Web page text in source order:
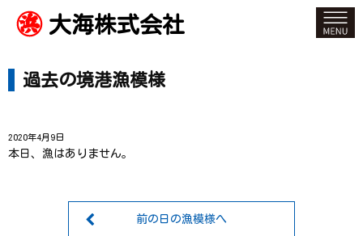
大海株式会社
過去の境港漁模様
2020年4月9日
本日、漁はありません。
前の日の漁模様へ